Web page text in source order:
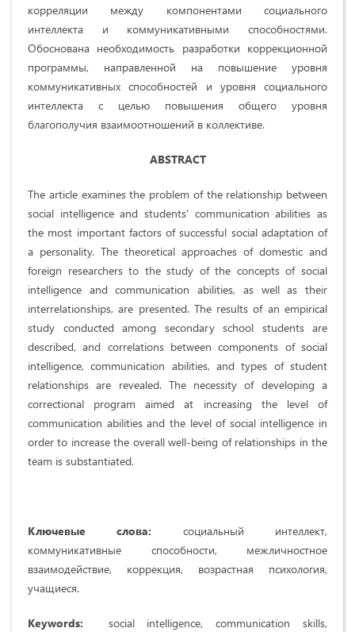
корреляции между компонентами социального
интеллекта и коммуникативными способностями.
Обоснована необходимость разработки коррекционной
программы, направленной на повышение уровня
коммуникативных способностей и уровня социального
интеллекта с целью повышения общего уровня
благополучия взаимоотношений в коллективе.
ABSTRACT
The article examines the problem of the relationship between
social intelligence and students' communication abilities as
the most important factors of successful social adaptation of
a personality. The theoretical approaches of domestic and
foreign researchers to the study of the concepts of social
intelligence and communication abilities, as well as their
interrelationships, are presented. The results of an empirical
study conducted among secondary school students are
described, and correlations between components of social
intelligence, communication abilities, and types of student
relationships are revealed. The necessity of developing a
correctional program aimed at increasing the level of
communication abilities and the level of social intelligence in
order to increase the overall well-being of relationships in the
team is substantiated.
Ключевые слова: социальный интеллект,
коммуникативные способности, межличностное
взаимодействие, коррекция, возрастная психология,
учащиеся.
Keywords: social intelligence, communication skills,